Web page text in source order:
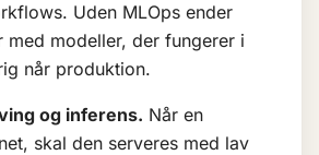
Uden MLOps ender
med modeller, der fungerer i
når produktion.
og inferens. Når en
skal den serveres med lav